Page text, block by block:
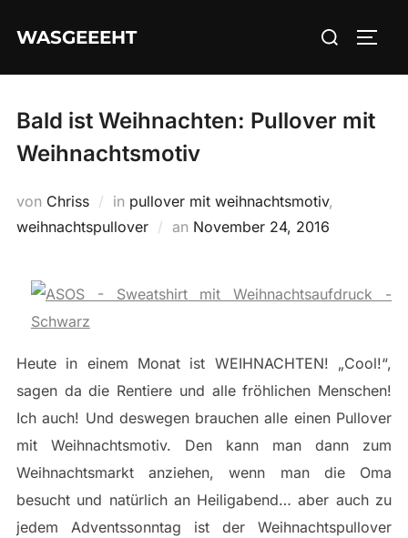
InhaltWASGEEEHT
Suchen
Bald ist Weihnachten: Pullover mit
Weihnachtsmotiv
von Chriss in pullover mit weihnachtsmotiv,
weihnachtspullover
an Veröffentlicht
November 24, 2016
Heute in einem Monat ist WEIHNACHTEN! „Cool!“,
sagen da die Rentiere und alle fröhlichen Menschen!
Ich auch! Und deswegen brauchen alle einen Pullover
mit Weihnachtsmotiv. Den kann man dann zum
Weihnachtsmarkt anziehen, wenn man die Oma
besucht und natürlich an Heiligabend… aber auch zu
jedem Adventssonntag ist der Weihnachtspullover